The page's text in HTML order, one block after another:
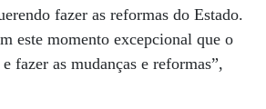
fazer as reformas do Estado.
este momento excepcional que o
fazer as mudanças e reformas”,